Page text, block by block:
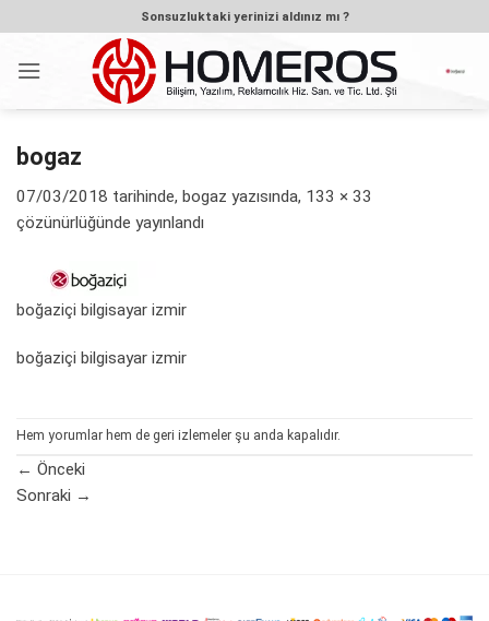
atla
Sonsuzluktaki yerinizi aldınız mı ?
bogaz
07/03/2018 tarihinde, bogaz yazısında, 133 × 33
çözünürlüğünde yayınlandı
boğaziçi bilgisayar izmir
boğaziçi bilgisayar izmir
Hem yorumlar hem de geri izlemeler şu anda kapalıdır.
← Önceki
Sonraki →